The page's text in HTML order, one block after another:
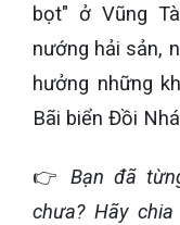
bọt" ở Vũng
nướng hải sản,
hưởng những
Bãi biển Đồi
👉Bạn đã
chưa? Hãy